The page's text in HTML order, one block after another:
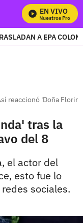
EN VIVO
Mira Todos Nuestros
A EPA
reaccionó 'Doña
tras la
del 8
el actor del
esto fue lo
sociales.